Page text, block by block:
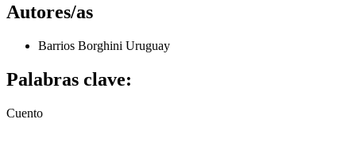
Autores/as
Barrios Borghini Uruguay
Palabras clave:
Cuento